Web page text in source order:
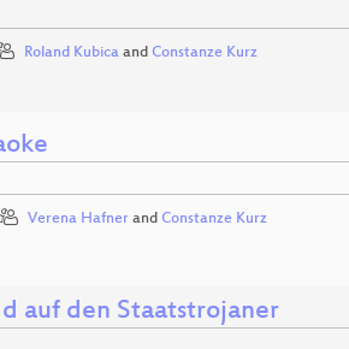
Roland Kubica and Constanze Kurz
Verena Hafner and Constanze Kurz
auf den Staatstrojaner